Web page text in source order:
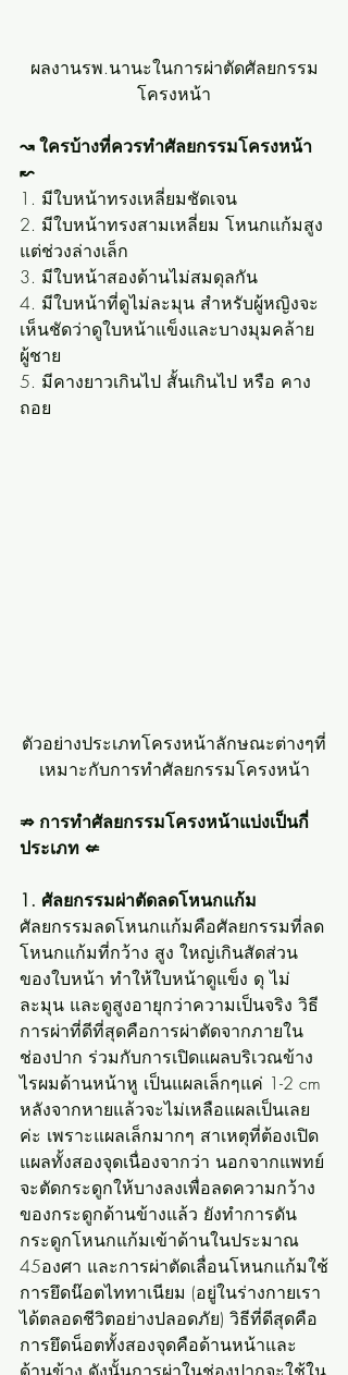
ผลงานรพ.นานะในการผ่าตัดศัลยกรรม
โครงหน้า
↝ ใครบ้างที่ควรทำศัลยกรรมโครงหน้า
↜
1. มีใบหน้าทรงเหลี่ยมชัดเจน
2. มีใบหน้าทรงสามเหลี่ยม โหนกแก้มสูง
แต่ช่วงล่างเล็ก
3. มีใบหน้าสองด้านไม่สมดุลกัน
4. มีใบหน้าที่ดูไม่ละมุน สำหรับผู้หญิงจะ
เห็นชัดว่าดูใบหน้าแข็งและบางมุมคล้าย
ผู้ชาย
5. มีคางยาวเกินไป สั้นเกินไป หรือ คาง
ถอย
ตัวอย่างประเภทโครงหน้าลักษณะต่างๆที่
เหมาะกับการทำศัลยกรรมโครงหน้า
⇏ การทำศัลยกรรมโครงหน้าแบ่งเป็นกี่
ประเภท ⇍
1. ศัลยกรรมผ่าตัดลดโหนกแก้ม
ศัลยกรรมลดโหนกแก้มคือศัลยกรรมที่ลด
โหนกแก้มที่กว้าง สูง ใหญ่เกินสัดส่วน
ของใบหน้า ทำให้ใบหน้าดูแข็ง ดุ ไม่
ละมุน และดูสูงอายุกว่าความเป็นจริง วิธี
การผ่าที่ดีที่สุดคือการผ่าตัดจากภายใน
ช่องปาก ร่วมกับการเปิดแผลบริเวณข้าง
ไรผมด้านหน้าหู เป็นแผลเล็กๆแค่ 1-2 cm
หลังจากหายแล้วจะไม่เหลือแผลเป็นเลย
ค่ะ เพราะแผลเล็กมากๆ สาเหตุที่ต้องเปิด
แผลทั้งสองจุดเนื่องจากว่า นอกจากแพทย์
จะตัดกระดูกให้บางลงเพื่อลดความกว้าง
ของกระดูกด้านข้างแล้ว ยังทำการดัน
กระดูกโหนกแก้มเข้าด้านในประมาณ
45องศา และการผ่าตัดเลื่อนโหนกแก้มใช้
การยึดน๊อตไททาเนียม (อยู่ในร่างกายเรา
ได้ตลอดชีวิตอย่างปลอดภัย) วิธีที่ดีสุดคือ
การยึดน็อตทั้งสองจุดคือด้านหน้าและ